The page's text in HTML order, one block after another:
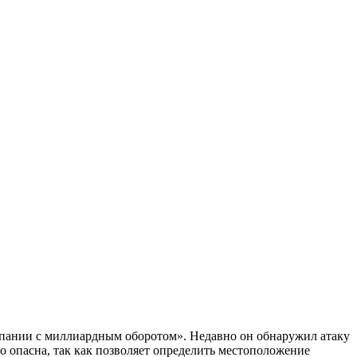
с миллиардным оборотом». Недавно он обнаружил атаку
так как позволяет определить местоположение